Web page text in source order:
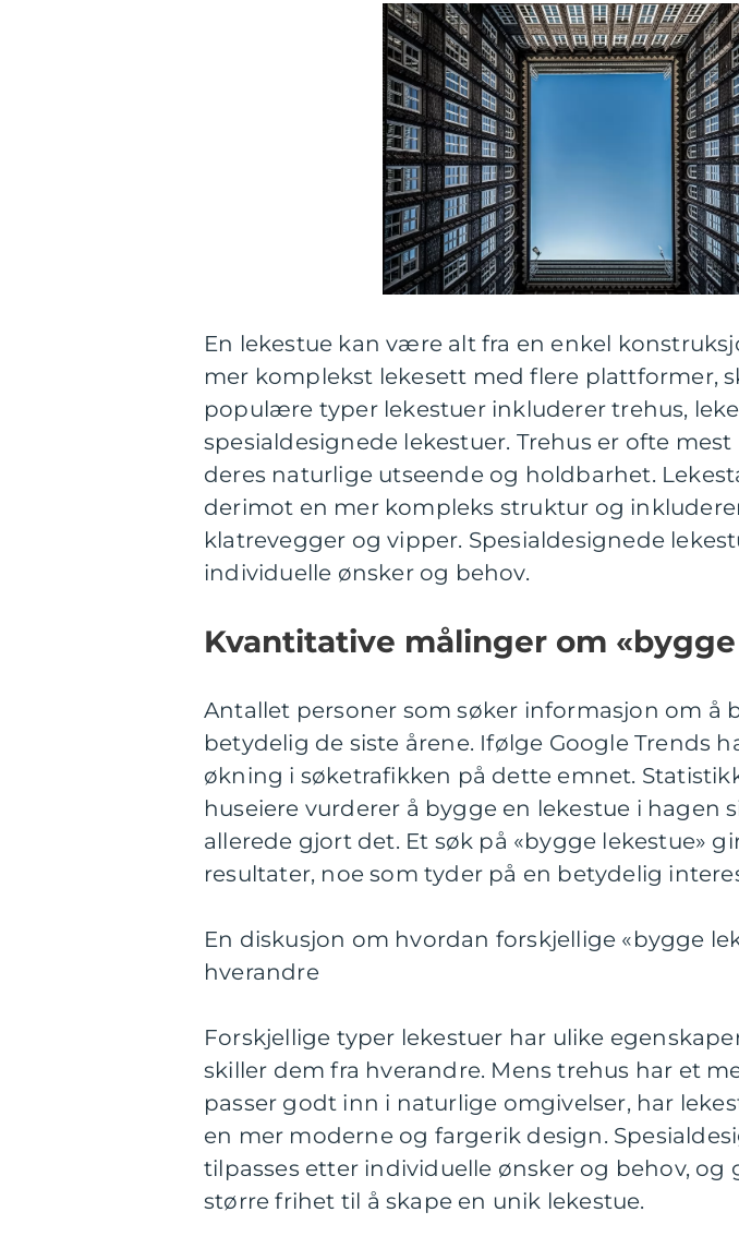
En lekestue kan være alt fra en enkel
mer komplekst lekesett med flere plattformer,
populære typer lekestuer inkluderer trehus,
spesialdesignede lekestuer. Trehus er ofte
deres naturlige utseende og holdbarhet.
derimot en mer kompleks struktur og
klatrevegger og vipper. Spesialdesignede
individuelle ønsker og behov.
Kvantitative målinger om
Antallet personer som søker informasjon om å
betydelig de siste årene. Ifølge Google Trends
økning i søketrafikken på dette emnet.
huseiere vurderer å bygge en lekestue i hagen
allerede gjort det. Et søk på «bygge lekestue»
resultater, noe som tyder på en betydelig
En diskusjon om hvordan forskjellige «bygge
hverandre
Forskjellige typer lekestuer har ulike
skiller dem fra hverandre. Mens trehus har et
passer godt inn i naturlige omgivelser, har
en mer moderne og fargerik design.
tilpasses etter individuelle ønsker og behov, og
større frihet til å skape en unik lekestue.